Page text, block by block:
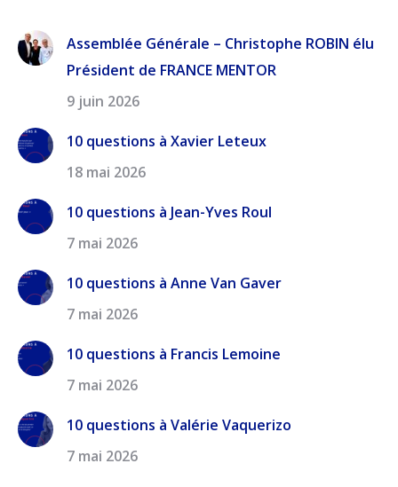
Assemblée Générale – Christophe ROBIN élu
Président de FRANCE MENTOR
9 juin 2026
10 questions à Xavier Leteux
18 mai 2026
10 questions à Jean-Yves Roul
7 mai 2026
10 questions à Anne Van Gaver
7 mai 2026
10 questions à Francis Lemoine
7 mai 2026
10 questions à Valérie Vaquerizo
7 mai 2026